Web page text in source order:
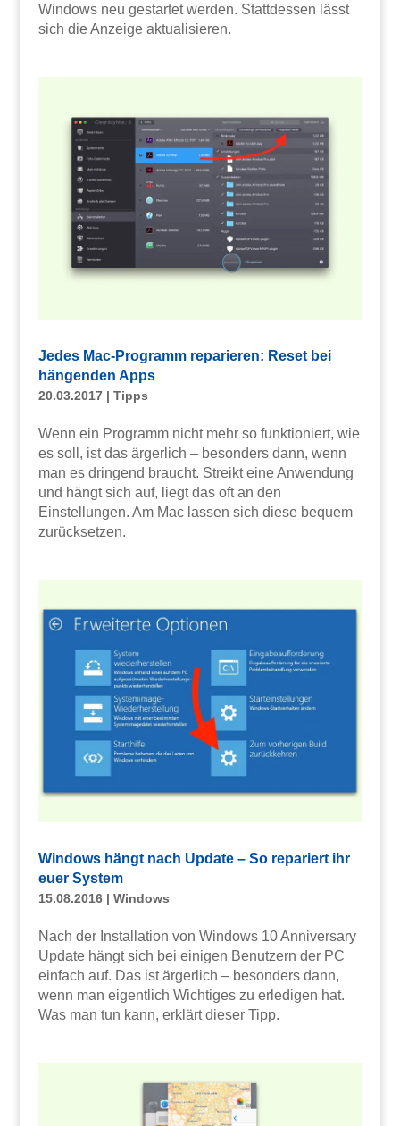
Windows neu gestartet werden. Stattdessen lässt
sich die Anzeige aktualisieren.
Jedes Mac-Programm reparieren: Reset bei
hängenden Apps
20.03.2017| Tipps
Wenn ein Programm nicht mehr so funktioniert, wie
es soll, ist das ärgerlich – besonders dann, wenn
man es dringend braucht. Streikt eine Anwendung
und hängt sich auf, liegt das oft an den
Einstellungen. Am Mac lassen sich diese bequem
zurücksetzen.
Windows hängt nach Update – So repariert ihr
euer System
15.08.2016| Windows
Nach der Installation von Windows 10 Anniversary
Update hängt sich bei einigen Benutzern der PC
einfach auf. Das ist ärgerlich – besonders dann,
wenn man eigentlich Wichtiges zu erledigen hat.
Was man tun kann, erklärt dieser Tipp.